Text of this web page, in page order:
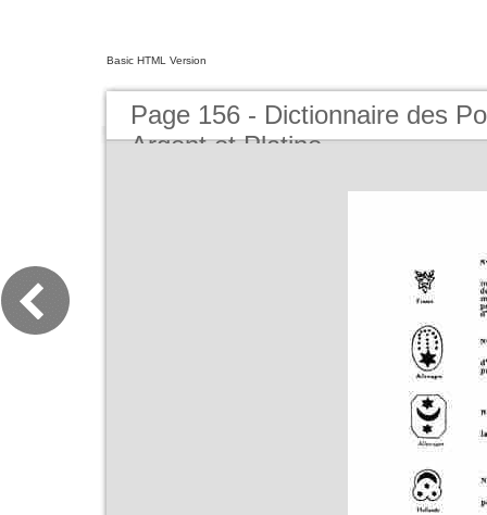
Basic HTML Version
Page 156 - Dictionnaire des
Argent et Platine